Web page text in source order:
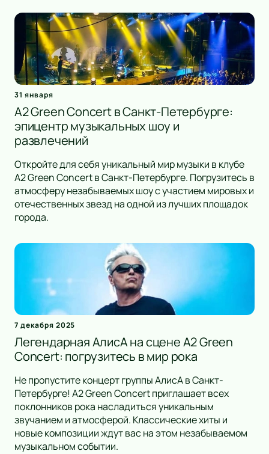
31 января
A2 Green Concert в Санкт-Петербурге:
эпицентр музыкальных шоу и
развлечений
Откройте для себя уникальный мир музыки в клубе
A2 Green Concert в Санкт-Петербурге. Погрузитесь в
атмосферу незабываемых шоу с участием мировых и
отечественных звезд на одной из лучших площадок
города.
7 декабря 2025
Легендарная АлисА на сцене A2 Green
Concert: погрузитесь в мир рока
Не пропустите концерт группы АлисА в Санкт-
Петербурге! A2 Green Concert приглашает всех
поклонников рока насладиться уникальным
звучанием и атмосферой. Классические хиты и
новые композиции ждут вас на этом незабываемом
музыкальном событии.